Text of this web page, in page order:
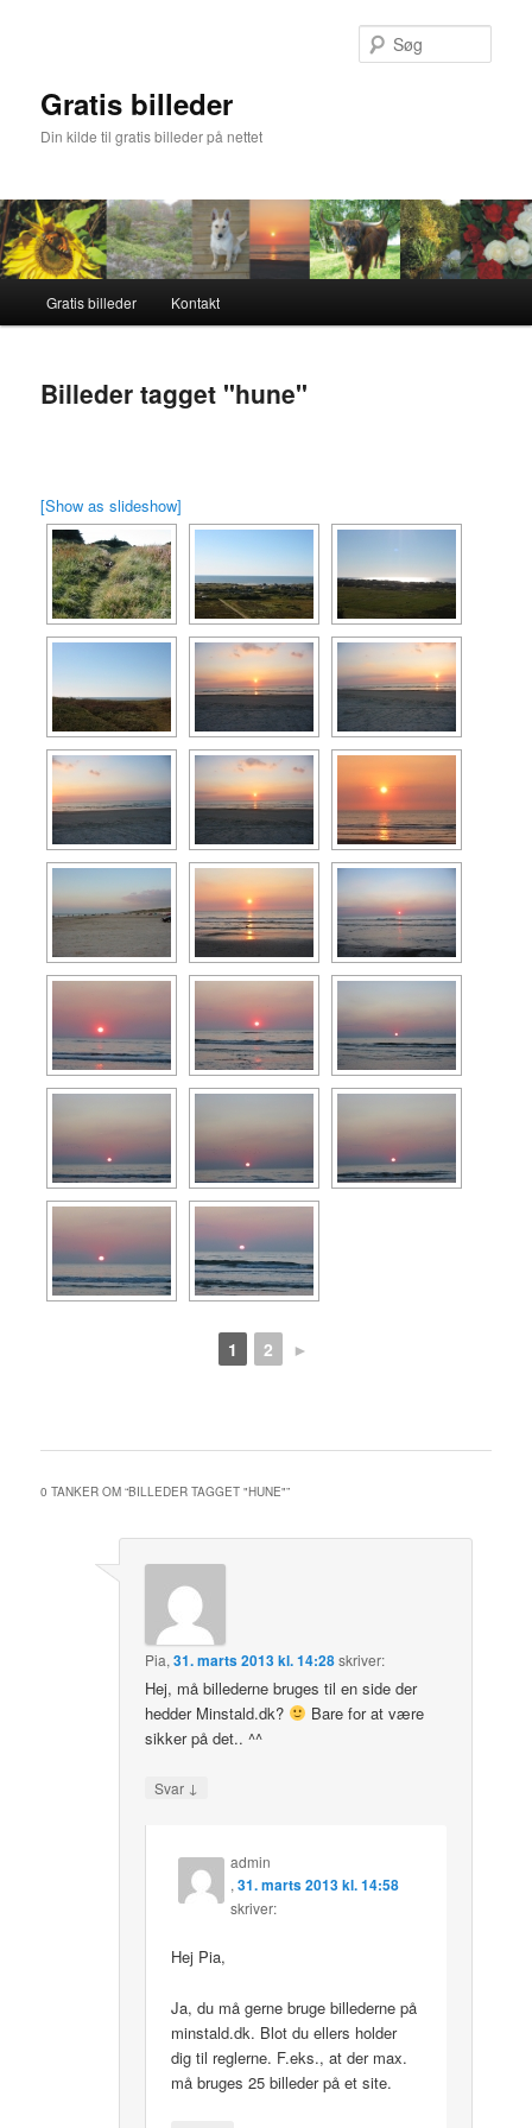
Gratis billeder
Din kilde til gratis billeder på nettet
Gratis billeder Kontakt
Billeder tagget "hune"
[Show as slideshow]
1 2 ►
0 TANKER OM “BILLEDER TAGGET "HUNE"”
Pia,31. marts 2013 kl. 14:28skriver:
Hej, må billederne bruges til en side der
hedder Minstald.dk?
Bare for at være
sikker på det.. ^^
Svar ↓
admin
,31. marts 2013 kl. 14:58
skriver:
Hej Pia,
Ja, du må gerne bruge billederne på
minstald.dk. Blot du ellers holder
dig til reglerne. F.eks., at der max.
må bruges 25 billeder på et site.